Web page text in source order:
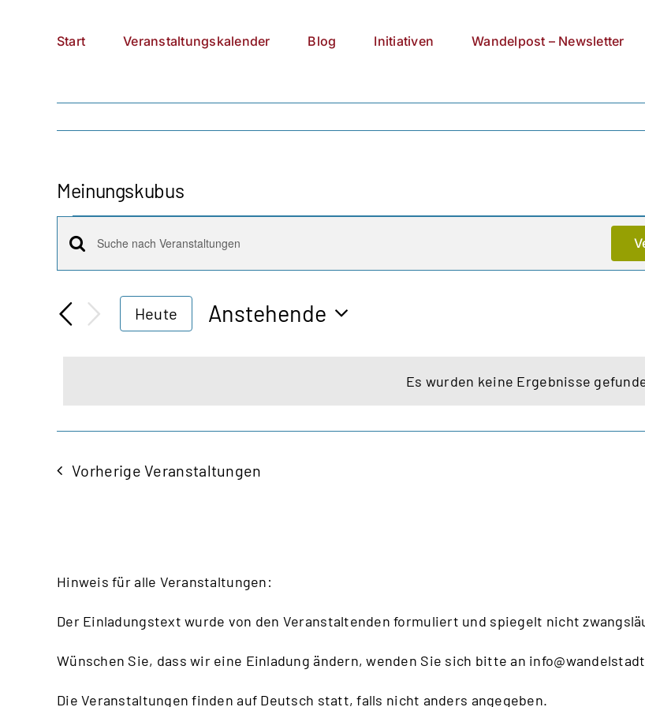
Start Veranstaltungskalender Blog Initiativen Wandelpost – Newsletter
Meinungskubus
Veranstaltungen
Hinweis
Es wurden keine Ergebnisse
Veranstaltungen
Suche
und
Bitte
eingeben.
Suche
Heute
Anstehende
VorherigeVeranstaltungen
Hinweis für alle Veranstaltungen:
Der Einladungstext wurde von den Veranstaltenden formuliert und spiegelt nicht
Wünschen Sie, dass wir eine Einladung ändern, wenden Sie sich bitte an
Die Veranstaltungen finden auf Deutsch statt, falls nicht anders angegeben.